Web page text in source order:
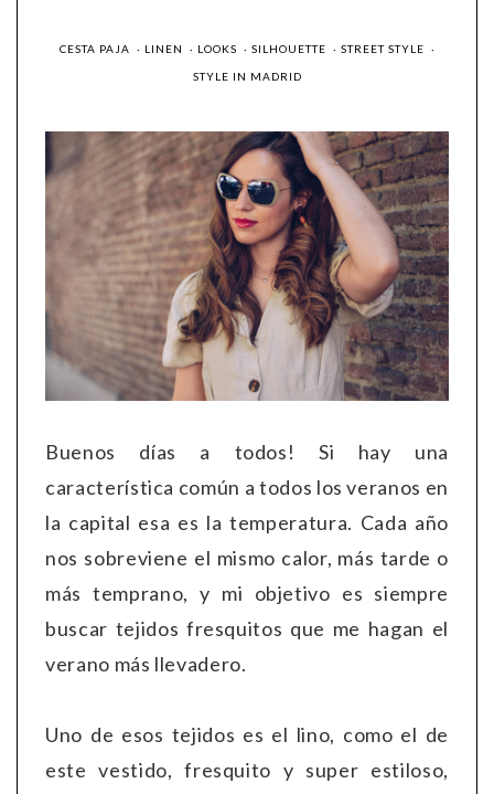
CESTA PAJA · LINEN · LOOKS · SILHOUETTE · STREET STYLE ·
STYLE IN MADRID
Buenos días a todos! Si hay una
característica común a todos los veranos en
la capital esa es la temperatura. Cada año
nos sobreviene el mismo calor, más tarde o
más temprano, y mi objetivo es siempre
buscar tejidos fresquitos que me hagan el
verano más llevadero.
Uno de esos tejidos es el lino, como el de
este vestido, fresquito y super estiloso,